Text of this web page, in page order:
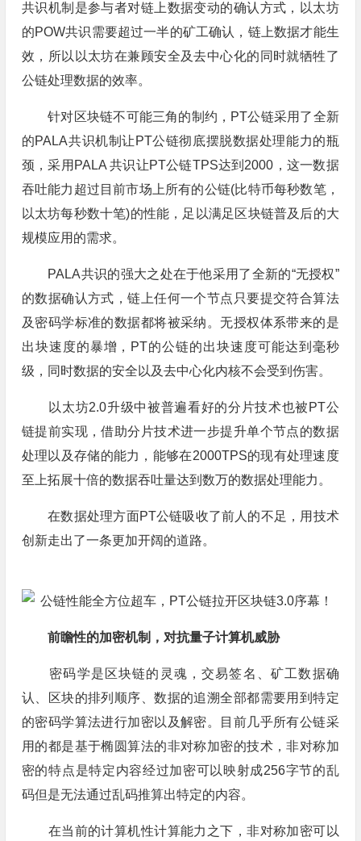
共识机制是参与者对链上数据变动的确认方式，以太坊
的POW共识需要超过一半的矿工确认，链上数据才能生
效，所以以太坊在兼顾安全及去中心化的同时就牺牲了
公链处理数据的效率。
针对区块链不可能三角的制约，PT公链采用了全新
的PALA共识机制让PT公链彻底摆脱数据处理能力的瓶
颈，采用PALA 共识让PT公链TPS达到2000，这一数据
吞吐能力超过目前市场上所有的公链(比特币每秒数笔，
以太坊每秒数十笔)的性能，足以满足区块链普及后的大
规模应用的需求。
PALA共识的强大之处在于他采用了全新的“无授权”
的数据确认方式，链上任何一个节点只要提交符合算法
及密码学标准的数据都将被采纳。无授权体系带来的是
出块速度的暴增，PT的公链的出块速度可能达到毫秒
级，同时数据的安全以及去中心化内核不会受到伤害。
以太坊2.0升级中被普遍看好的分片技术也被PT公
链提前实现，借助分片技术进一步提升单个节点的数据
处理以及存储的能力，能够在2000TPS的现有处理速度
至上拓展十倍的数据吞吐量达到数万的数据处理能力。
在数据处理方面PT公链吸收了前人的不足，用技术
创新走出了一条更加开阔的道路。
前瞻性的加密机制，对抗量子计算机威胁
密码学是区块链的灵魂，交易签名、矿工数据确
认、区块的排列顺序、数据的追溯全部都需要用到特定
的密码学算法进行加密以及解密。目前几乎所有公链采
用的都是基于椭圆算法的非对称加密的技术，非对称加
密的特点是特定内容经过加密可以映射成256字节的乱
码但是无法通过乱码推算出特定的内容。
在当前的计算机性计算能力之下，非对称加密可以